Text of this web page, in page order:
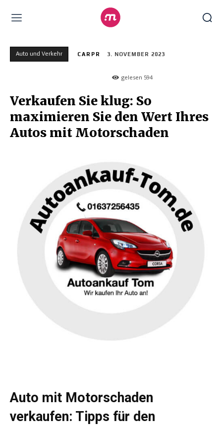
Auto und Verkehr CARPR 3. NOVEMBER 2023
gelesen 594
Verkaufen Sie klug: So
maximieren Sie den Wert Ihres
Autos mit Motorschaden
Auto mit Motorschaden
verkaufen: Tipps für den